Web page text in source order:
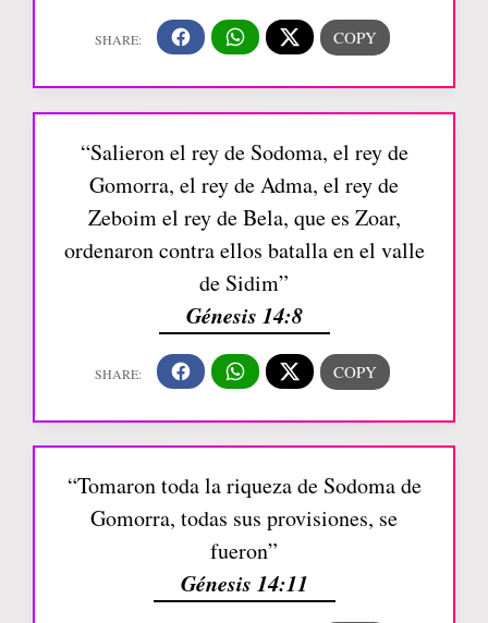
“Salieron el rey de Sodoma, el rey de
Gomorra, el rey de Adma, el rey de
Zeboim el rey de Bela, que es Zoar,
ordenaron contra ellos batalla en el valle
de Sidim”
Génesis 14:8
“Tomaron toda la riqueza de Sodoma de
Gomorra, todas sus provisiones, se
fueron”
Génesis 14:11